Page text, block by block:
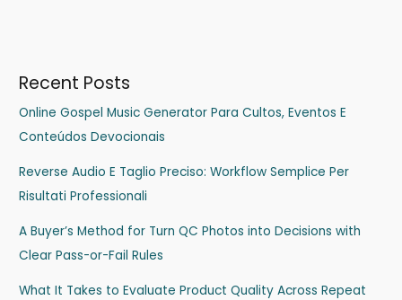
Recent Posts
Online Gospel Music Generator Para Cultos, Eventos E
Conteúdos Devocionais
Reverse Audio E Taglio Preciso: Workflow Semplice Per
Risultati Professionali
A Buyer’s Method for Turn QC Photos into Decisions with
Clear Pass-or-Fail Rules
What It Takes to Evaluate Product Quality Across Repeat